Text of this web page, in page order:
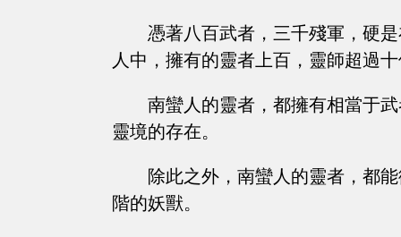
憑著八百武者，三千殘軍，硬
人中，擁有的靈者上百，靈師超過
南蠻人的靈者，都擁有相當于
靈境的存在。
除此之外，南蠻人的靈者，都
階的妖獸。